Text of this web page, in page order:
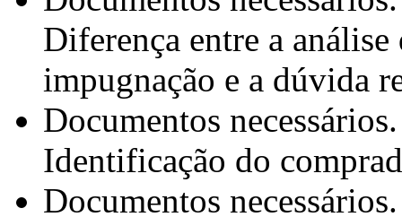
Diferença entre a
impugnação e a dúvida
Documentos
Identificação do
Documentos